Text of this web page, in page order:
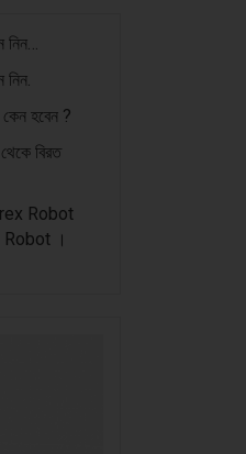
নিন…
নিন.
কেন হবেন ?
বিরত
Robot
।